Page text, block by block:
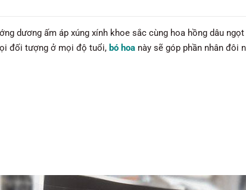
dương ấm áp xúng xính khoe sắc cùng hoa hồng dâu
đối tượng ở mọi độ tuổi, bó hoa này sẽ góp phần nhân đôi